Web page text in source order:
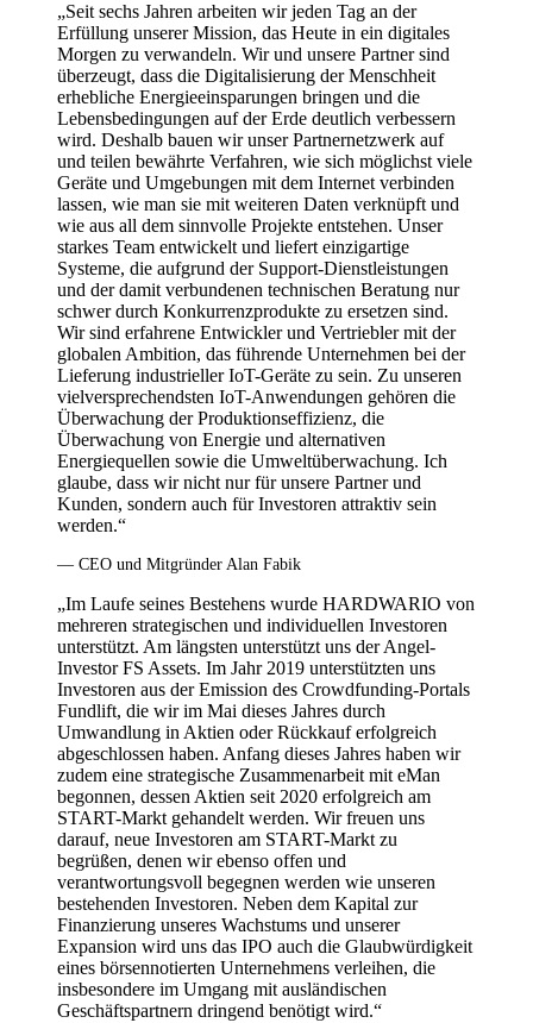
„Seit sechs Jahren arbeiten wir jeden Tag an der
Erfüllung unserer Mission, das Heute in ein digitales
Morgen zu verwandeln. Wir und unsere Partner sind
überzeugt, dass die Digitalisierung der Menschheit
erhebliche Energieeinsparungen bringen und die
Lebensbedingungen auf der Erde deutlich verbessern
wird. Deshalb bauen wir unser Partnernetzwerk auf
und teilen bewährte Verfahren, wie sich möglichst viele
Geräte und Umgebungen mit dem Internet verbinden
lassen, wie man sie mit weiteren Daten verknüpft und
wie aus all dem sinnvolle Projekte entstehen. Unser
starkes Team entwickelt und liefert einzigartige
Systeme, die aufgrund der Support-Dienstleistungen
und der damit verbundenen technischen Beratung nur
schwer durch Konkurrenzprodukte zu ersetzen sind.
Wir sind erfahrene Entwickler und Vertriebler mit der
globalen Ambition, das führende Unternehmen bei der
Lieferung industrieller IoT-Geräte zu sein. Zu unseren
vielversprechendsten IoT-Anwendungen gehören die
Überwachung der Produktionseffizienz, die
Überwachung von Energie und alternativen
Energiequellen sowie die Umweltüberwachung. Ich
glaube, dass wir nicht nur für unsere Partner und
Kunden, sondern auch für Investoren attraktiv sein
werden.“
— CEO und Mitgründer Alan Fabik
„Im Laufe seines Bestehens wurde HARDWARIO von
mehreren strategischen und individuellen Investoren
unterstützt. Am längsten unterstützt uns der Angel-
Investor FS Assets. Im Jahr 2019 unterstützten uns
Investoren aus der Emission des Crowdfunding-Portals
Fundlift, die wir im Mai dieses Jahres durch
Umwandlung in Aktien oder Rückkauf erfolgreich
abgeschlossen haben. Anfang dieses Jahres haben wir
zudem eine strategische Zusammenarbeit mit eMan
begonnen, dessen Aktien seit 2020 erfolgreich am
START-Markt gehandelt werden. Wir freuen uns
darauf, neue Investoren am START-Markt zu
begrüßen, denen wir ebenso offen und
verantwortungsvoll begegnen werden wie unseren
bestehenden Investoren. Neben dem Kapital zur
Finanzierung unseres Wachstums und unserer
Expansion wird uns das IPO auch die Glaubwürdigkeit
eines börsennotierten Unternehmens verleihen, die
insbesondere im Umgang mit ausländischen
Geschäftspartnern dringend benötigt wird.“